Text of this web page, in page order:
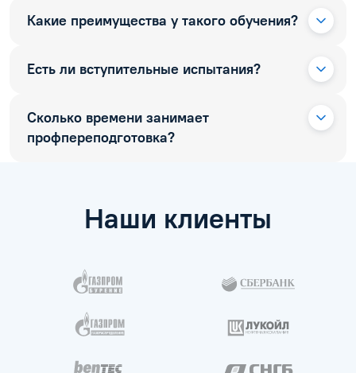
Какие преимущества у такого обучения?
Есть ли вступительные испытания?
Сколько времени занимает
профпереподготовка?
Наши клиенты